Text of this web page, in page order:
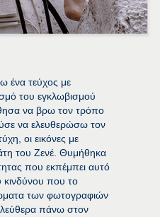
ένα τεύχος με
του εγκλωβισμού
να βρω τον τρόπο
να ελευθερώσω τον
οι εικόνες με
του Ζενέ. Θυμήθηκα
που εκπέμπει αυτό
κινδύνου που το
των φωτογραφιών
πάνω στον